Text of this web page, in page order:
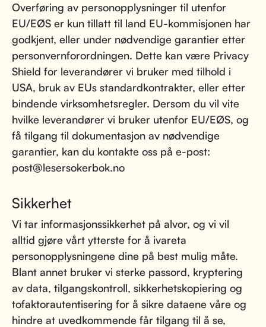
Overføring av personopplysninger til utenfor
EU/EØS er kun tillatt til land EU-kommisjonen har
godkjent, eller under nødvendige garantier etter
personvernforordningen. Dette kan være Privacy
Shield for leverandører vi bruker med tilhold i
USA, bruk av EUs standardkontrakter, eller etter
bindende virksomhetsregler. Dersom du vil vite
hvilke leverandører vi bruker utenfor EU/EØS, og
få tilgang til dokumentasjon av nødvendige
garantier, kan du kontakte oss på e-post:
post@lesersokerbok.no
Sikkerhet
Vi tar informasjonssikkerhet på alvor, og vi vil
alltid gjøre vårt ytterste for å ivareta
personopplysningene dine på best mulig måte.
Blant annet bruker vi sterke passord, kryptering
av data, tilgangskontroll, sikkerhetskopiering og
tofaktorautentisering for å sikre dataene våre og
hindre at uvedkommende får tilgang til å se,